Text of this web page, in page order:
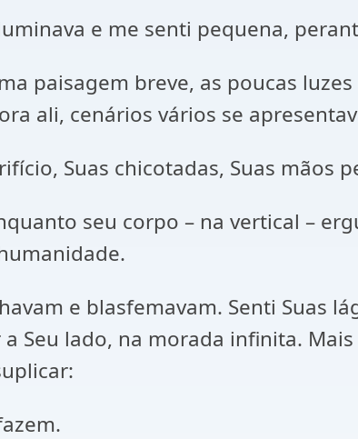
e me senti pequena,
paisagem breve, as poucas
ali, cenários vários se
Suas chicotadas, Suas mãos
seu corpo – na vertical –
e blasfemavam. Senti Suas
Seu lado, na morada infinita.